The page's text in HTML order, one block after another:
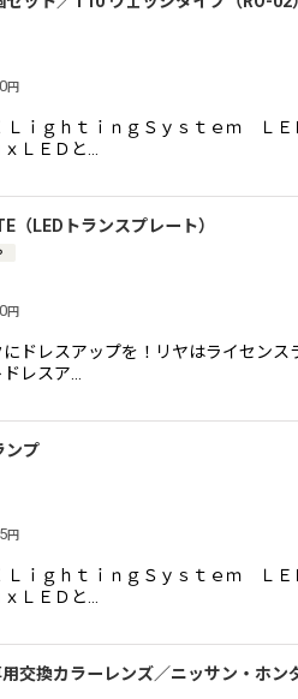
円
ＬｉｇｈｔｉｎｇＳｙｓｔｅｍ Ｌ
ＬＥＤと…
（LEDトランスプレート）
円
ドレスアップを！リヤはライセン
レスア…
ンプ
円
ＬｉｇｈｔｉｎｇＳｙｓｔｅｍ Ｌ
ＬＥＤと…
交換カラーレンズ／ニッサン・ホン